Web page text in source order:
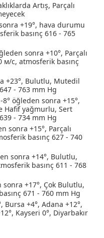
Artış, Parçalı
+19°, hava durumu
basınç 616 - 765
sonra +10°, Parçalı
м/с, atmosferik basınç
+23°, Bulutlu, Mutedil
- 763 mm Hg
öğleden sonra +15°,
Hafif yağmurlu, Sert
- 734 mm Hg
sonra +15°, Parçalı
basınç 627 - 740
sonra +14°, Bulutlu,
basınç 611 - 768
+17°, Çok Bulutlu,
671 - 760 mm Hg
Bursa +4°, Adana +12°,
Kayseri 0°, Diyarbakır